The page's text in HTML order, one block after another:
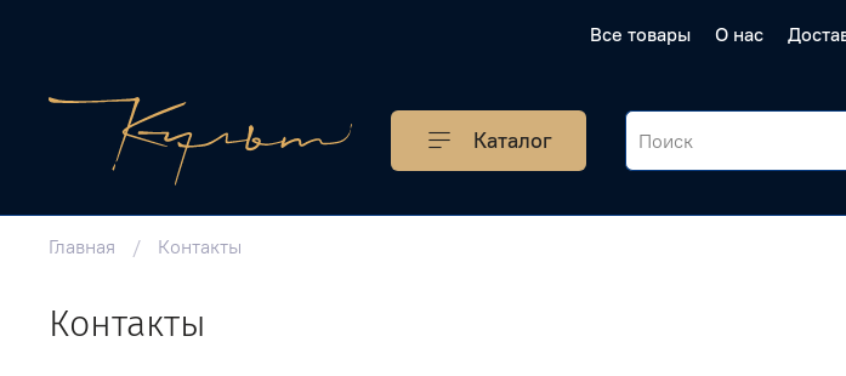
Все товары О нас
Каталог
Главная Контакты
Контакты